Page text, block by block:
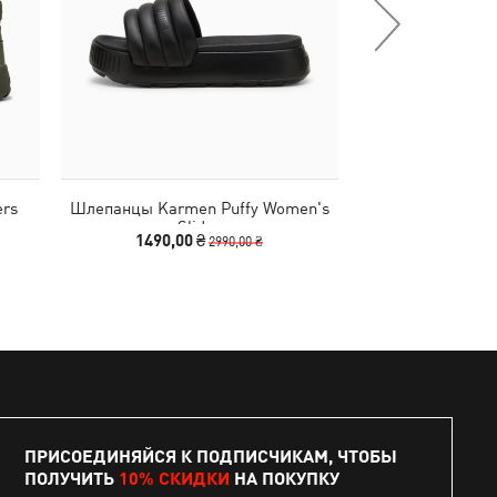
Шлепанцы Karmen Puffy Women's
Slides
1490,00 ₴2990,00 ₴
ПРИСОЕДИНЯЙСЯ К ПОДПИСЧИКАМ, ЧТОБЫ
ПОЛУЧИТЬ 10% СКИДКИ НА ПОКУПКУ